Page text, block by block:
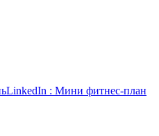
LinkedIn : Мини фитнес-план